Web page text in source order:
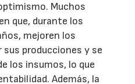
Muchos
que, durante los
mejoren los
sus producciones y se
los insumos, lo que
Además, la